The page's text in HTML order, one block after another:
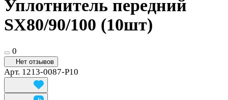
Уплотнитель передний
SX80/90/100 (10шт)
0
Нет отзывов
Арт. 1213-0087-P10